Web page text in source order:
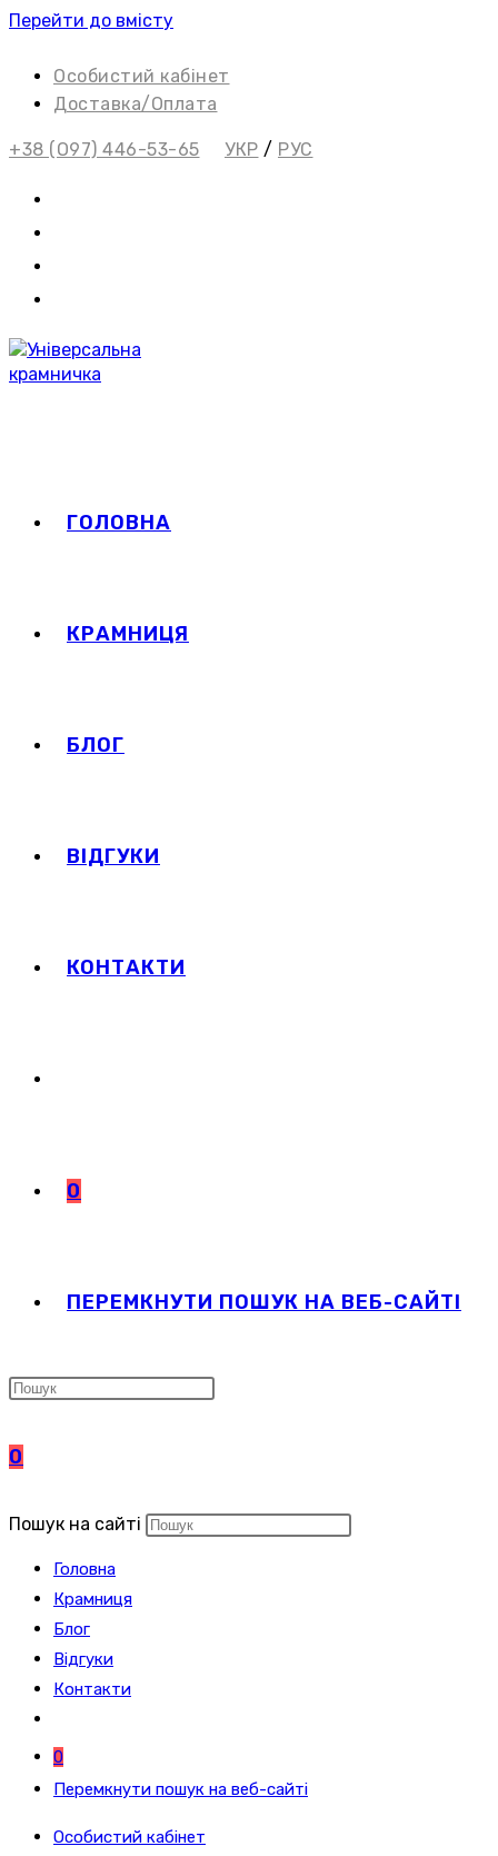
Перейти до вмісту
Особистий кабінет
Доставка/Оплата
+38 (О97) 446-53-65 УКР / РУС
ГОЛОВНА
КРАМНИЦЯ
БЛОГ
ВІДГУКИ
КОНТАКТИ
0
ПЕРЕМКНУТИ ПОШУК НА ВЕБ-САЙТІ
0
Пошук на сайті
Головна
Крамниця
Блог
Відгуки
Контакти
0
Перемкнути пошук на веб-сайті
Особистий кабінет